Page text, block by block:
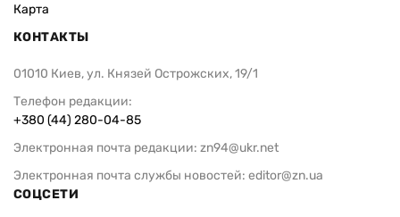
Карта
КОНТАКТЫ
01010 Киев, ул. Князей Острожских, 19/1
Телефон редакции:
+380 (44) 280-04-85
Электронная почта редакции: zn94@ukr.net
Электронная почта службы новостей: editor@zn.ua
СОЦСЕТИ